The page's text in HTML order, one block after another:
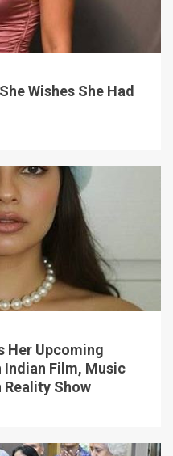
Wishes She Had
Her Upcoming
Film, Music
Reality Show